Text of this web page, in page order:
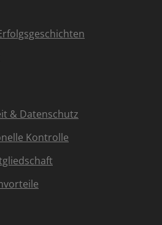
& Datenschutz
Kontrolle